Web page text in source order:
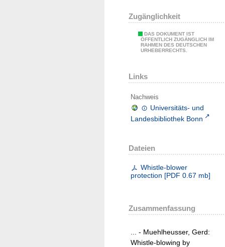
Zugänglichkeit
DAS DOKUMENT IST
ÖFFENTLICH ZUGÄNGLICH IM
RAHMEN DES DEUTSCHEN
URHEBERRECHTS.
Links
Nachweis
Universitäts- und
Landesbibliothek Bonn
Dateien
Whistle-blower
protection [PDF 0.67 mb]
Zusammenfassung
... - Muehlheusser, Gerd:
Whistle-blowing by